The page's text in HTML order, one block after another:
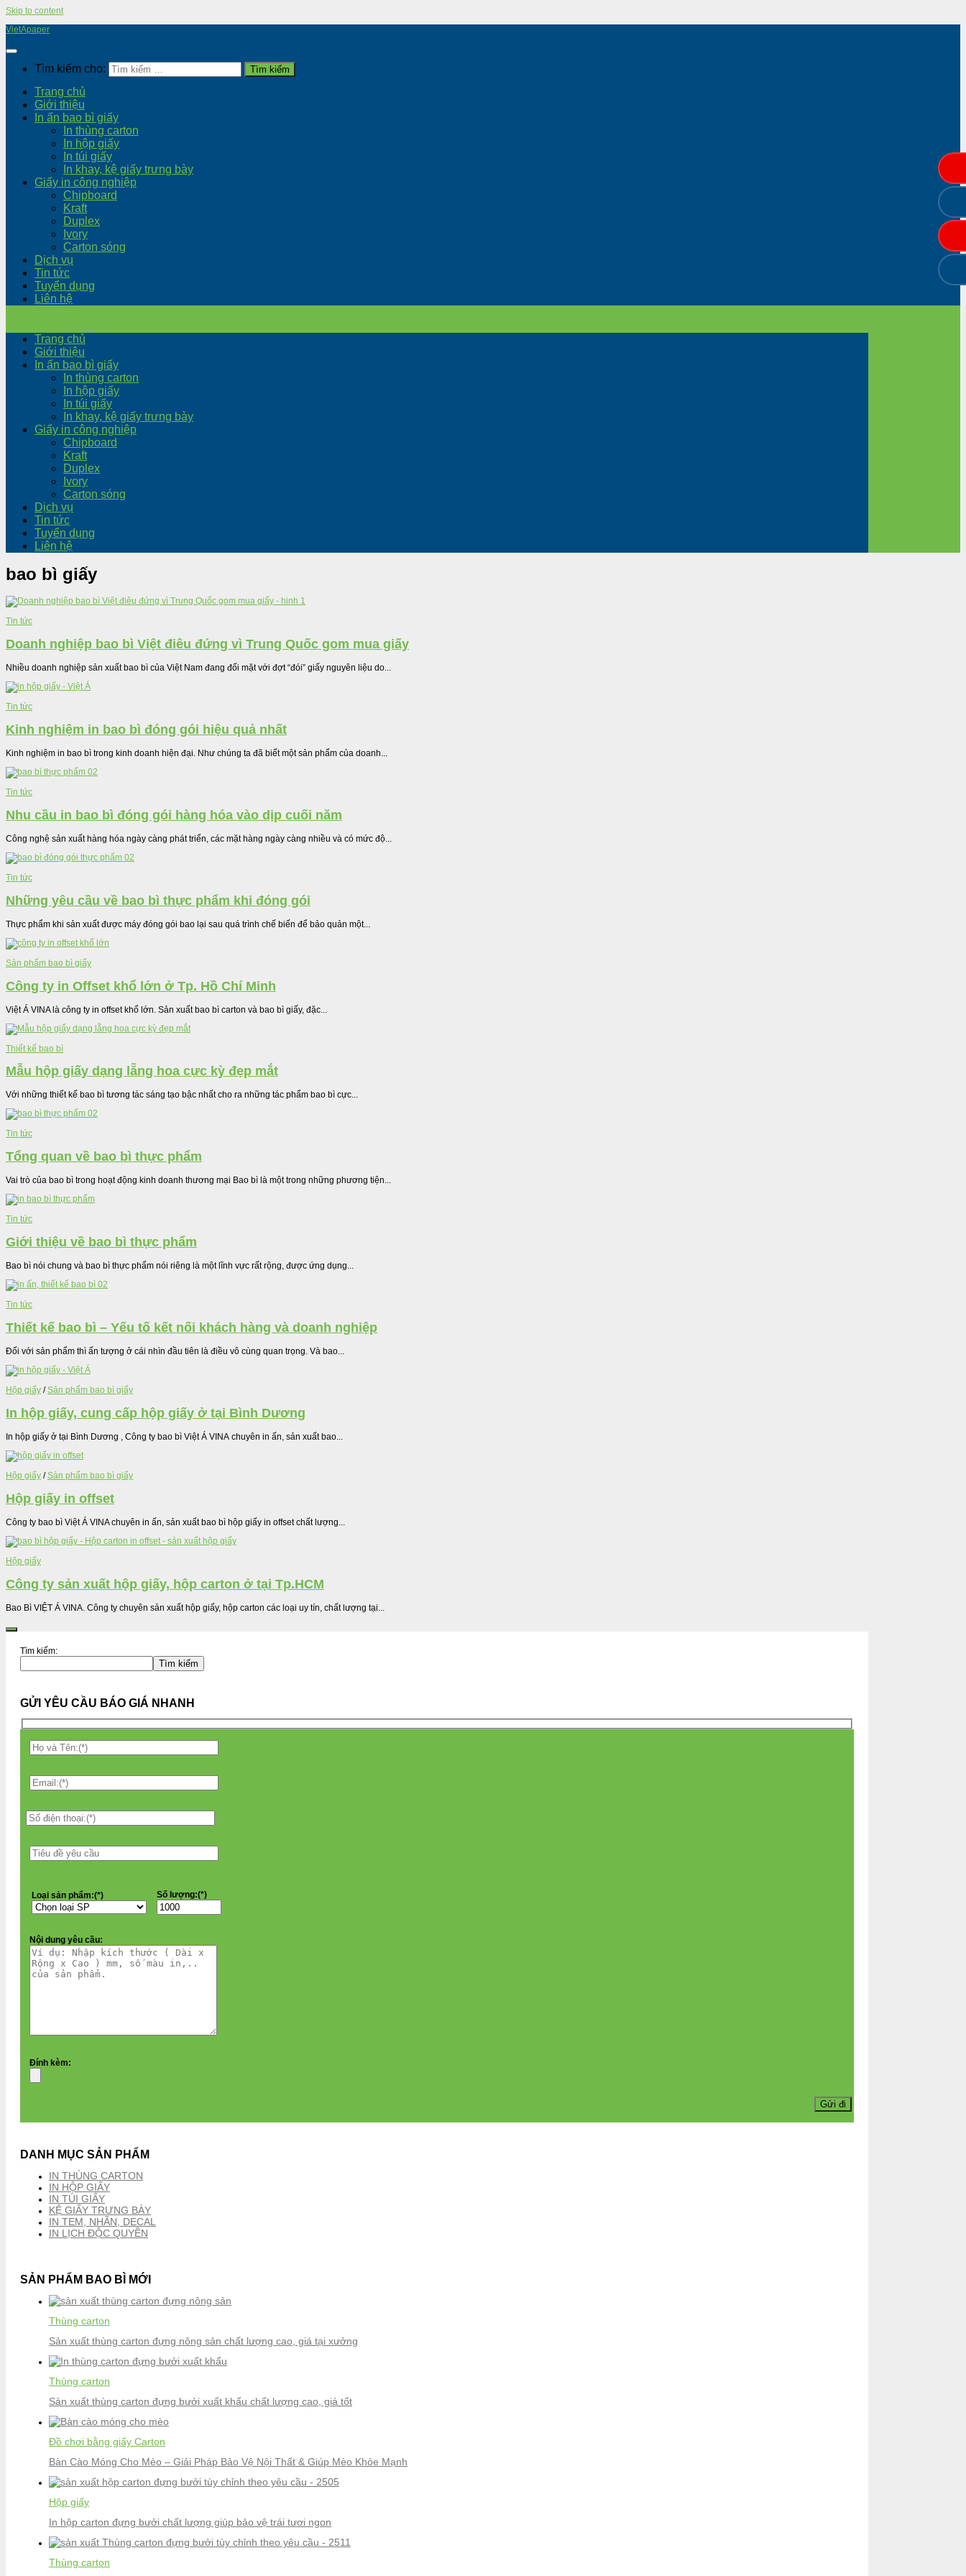
Skip to content
VietApaper
Tìm kiếm cho:
Trang chủ
Giới thiệu
In ấn bao bì giấy
In thùng carton
In hộp giấy
In túi giấy
In khay, kệ giấy trưng bày
Giấy in công nghiệp
Chipboard
Kraft
Duplex
Ivory
Carton sóng
Dịch vụ
Tin tức
Tuyển dụng
Liên hệ
Trang chủ
Giới thiệu
In ấn bao bì giấy
In thùng carton
In hộp giấy
In túi giấy
In khay, kệ giấy trưng bày
Giấy in công nghiệp
Chipboard
Kraft
Duplex
Ivory
Carton sóng
Dịch vụ
Tin tức
Tuyển dụng
Liên hệ
bao bì giấy
Tin tức
Doanh nghiệp bao bì Việt điêu đứng vì Trung Quốc gom mua giấy
Nhiều doanh nghiệp sản xuất bao bì của Việt Nam đang đối mặt với đợt “đói” giấy nguyên liệu do...
Tin tức
Kinh nghiệm in bao bì đóng gói hiệu quả nhất
Kinh nghiệm in bao bì trong kinh doanh hiện đại. Như chúng ta đã biết một sản phẩm của doanh...
Tin tức
Nhu cầu in bao bì đóng gói hàng hóa vào dịp cuối năm
Công nghệ sản xuất hàng hóa ngày càng phát triển, các mặt hàng ngày càng nhiều và có mức độ...
Tin tức
Những yêu cầu về bao bì thực phẩm khi đóng gói
Thực phẩm khi sản xuất được máy đóng gói bao lại sau quá trình chế biến để bảo quản một...
Sản phẩm bao bì giấy
Công ty in Offset khổ lớn ở Tp. Hồ Chí Minh
Việt Á VINA là công ty in offset khổ lớn. Sản xuất bao bì carton và bao bì giấy, đặc...
Thiết kế bao bì
Mẫu hộp giấy dạng lẵng hoa cực kỳ đẹp mắt
Với những thiết kế bao bì tương tác sáng tạo bậc nhất cho ra những tác phẩm bao bì cực...
Tin tức
Tổng quan về bao bì thực phẩm
Vai trò của bao bì trong hoạt động kinh doanh thương mại Bao bì là một trong những phương tiện...
Tin tức
Giới thiệu về bao bì thực phẩm
Bao bì nói chung và bao bì thực phẩm nói riêng là một lĩnh vực rất rộng, được ứng dụng...
Tin tức
Thiết kế bao bì – Yếu tố kết nối khách hàng và doanh nghiệp
Đối với sản phẩm thì ấn tượng ở cái nhìn đầu tiên là điều vô cùng quan trọng. Và bao...
Hộp giấy /Sản phẩm bao bì giấy
In hộp giấy, cung cấp hộp giấy ở tại Bình Dương
In hộp giấy ở tại Bình Dương , Công ty bao bì Việt Á VINA chuyên in ấn, sản xuất bao...
Hộp giấy /Sản phẩm bao bì giấy
Hộp giấy in offset
Công ty bao bì Việt Á VINA chuyên in ấn, sản xuất bao bì hộp giấy in offset chất lượng...
Hộp giấy
Công ty sản xuất hộp giấy, hộp carton ở tại Tp.HCM
Bao Bì VIỆT Á VINA. Công ty chuyên sản xuất hộp giấy, hộp carton các loại uy tín, chất lượng tại...
Tìm kiếm:
Tìm kiếm
GỬI YÊU CẦU BÁO GIÁ NHANH
Loại sản phẩm:(*) Số lượng:(*)
Nội dung yêu cầu:
Đính kèm:
DANH MỤC SẢN PHẨM
IN THÙNG CARTON
IN HỘP GIẤY
IN TÚI GIẤY
KỆ GIẤY TRƯNG BÀY
IN TEM, NHÃN, DECAL
IN LỊCH ĐỘC QUYỀN
SẢN PHẨM BAO BÌ MỚI
Thùng carton
Sản xuất thùng carton đựng nông sản chất lượng cao, giá tại xưởng
Thùng carton
Sản xuất thùng carton đựng bưởi xuất khẩu chất lượng cao, giá tốt
Đồ chơi bằng giấy Carton
Bàn Cào Móng Cho Mèo – Giải Pháp Bảo Vệ Nội Thất & Giúp Mèo Khỏe Mạnh
Hộp giấy
In hộp carton đựng bưởi chất lượng giúp bảo vệ trái tươi ngon
Thùng carton